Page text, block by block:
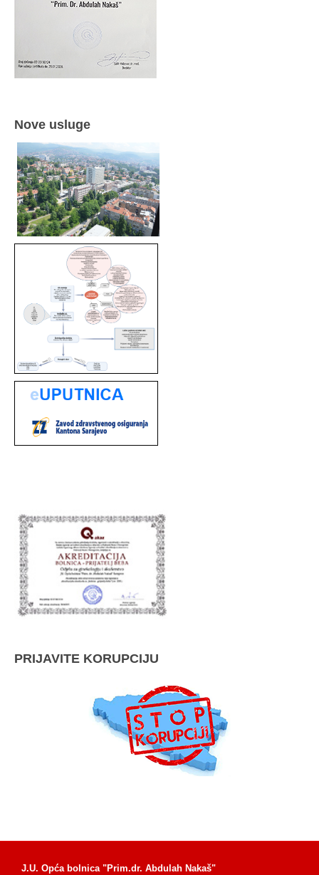
Nove usluge
PRIJAVITE KORUPCIJU
J.U. Opća bolnica "Prim.dr. Abdulah Nakaš"